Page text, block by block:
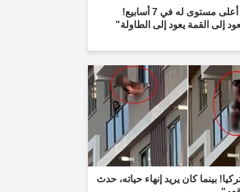
"الذهب عند أعلى مستوى له في 7 أسابيع!
إلى القمة يعود إلى الطاولة"
بينما كان يريد إنهاء حياته، حدث